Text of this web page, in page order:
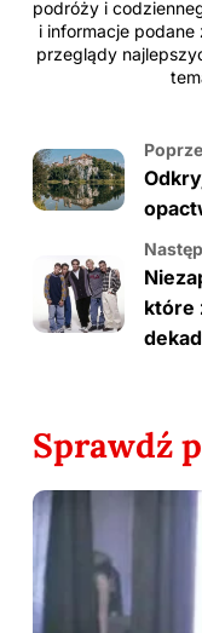
podróży i
i informacje
przeglądy
które
Sprawdź